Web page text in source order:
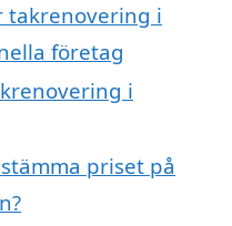
takrenovering i
företag
i
priset på